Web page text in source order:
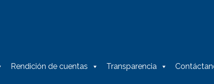
Rendición de cuentas Transparencia